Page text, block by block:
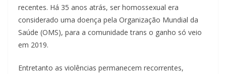
recentes. Há 35 anos atrás, ser homossexual era
considerado uma doença pela Organização Mundial da
Saúde (OMS), para a comunidade trans o ganho só veio
em 2019.
Entretanto as violências permanecem recorrentes,